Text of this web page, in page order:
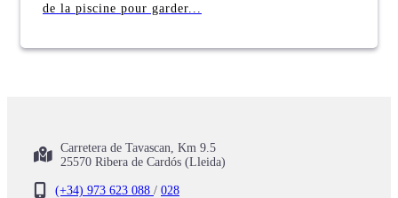
de la piscine pour garder...
Carretera de Tavascan, Km 9.5
25570 Ribera de Cardós (Lleida)
(+34) 973 623 088 / 028